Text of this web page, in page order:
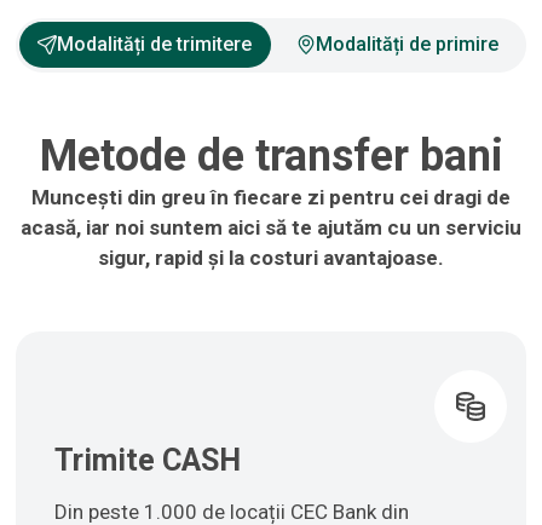
Modalități de trimitere Modalități de primire
Metode de transfer bani
Muncești din greu în fiecare zi pentru cei dragi de
acasă, iar noi suntem aici să te ajutăm cu un serviciu
sigur, rapid și la costuri avantajoase.
Trimite CASH
Din peste 1.000 de locații CEC Bank din